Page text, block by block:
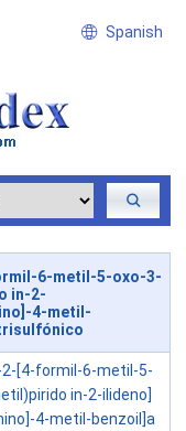
Spanish
6-metil-5-oxo-3-
in-2-
4-metil-
[4-formil-6-metil-5-
in-2-ilideno]
4-metil-benzoil]a